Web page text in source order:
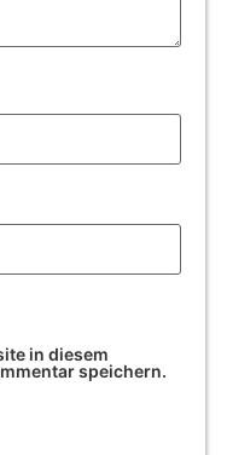
in diesem
speichern.